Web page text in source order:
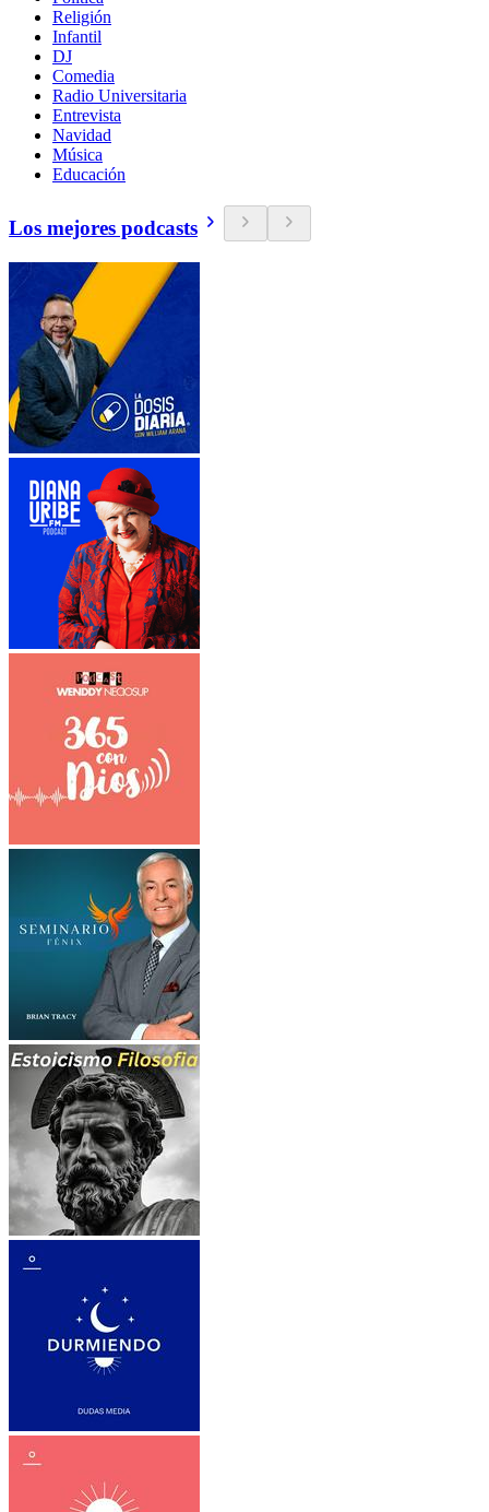
Religión
Infantil
DJ
Comedia
Radio Universitaria
Entrevista
Navidad
Música
Educación
Los mejores podcasts